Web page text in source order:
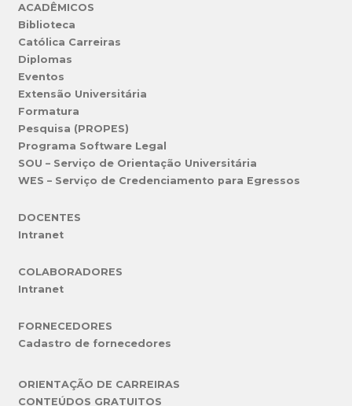
ACADÊMICOS
Biblioteca
Católica Carreiras
Diplomas
Eventos
Extensão Universitária
Formatura
Pesquisa (PROPES)
Programa Software Legal
SOU – Serviço de Orientação Universitária
WES – Serviço de Credenciamento para Egressos
DOCENTES
Intranet
COLABORADORES
Intranet
FORNECEDORES
Cadastro de fornecedores
ORIENTAÇÃO DE CARREIRAS
CONTEÚDOS GRATUITOS